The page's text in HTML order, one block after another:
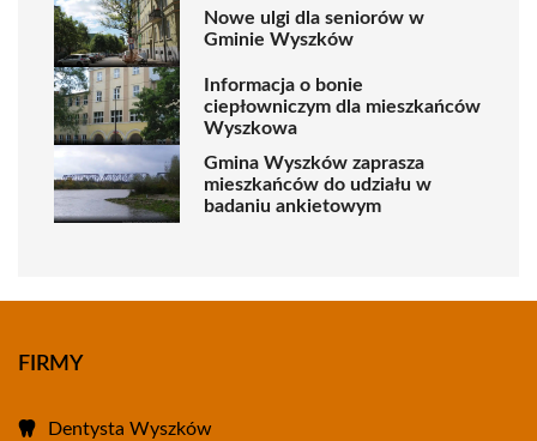
Nowe ulgi dla seniorów w
Gminie Wyszków
Informacja o bonie
ciepłowniczym dla mieszkańców
Wyszkowa
Gmina Wyszków zaprasza
mieszkańców do udziału w
badaniu ankietowym
FIRMY
Dentysta Wyszków